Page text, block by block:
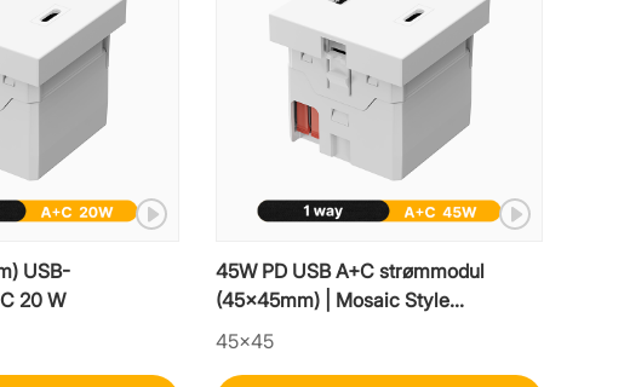
USB-
20 W
45W PD USB A+C strømmodul
(45x45mm) | Mosaic Style
hurtigladerinnsats
45×45